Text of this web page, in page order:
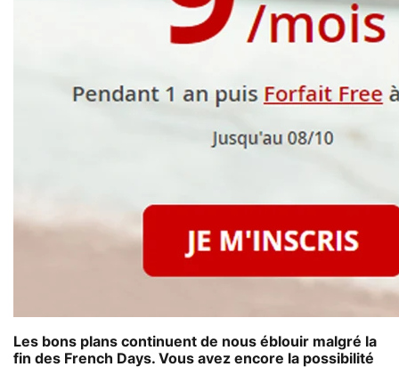
Les bons plans continuent de nous éblouir malgré la
fin des French Days. Vous avez encore la possibilité